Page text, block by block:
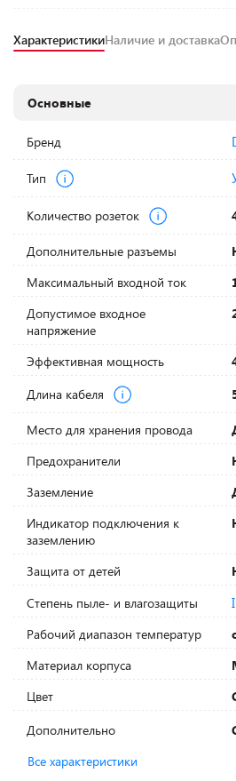
ХарактеристикиНаличие и доставка
Основные
Бренд
Тип
Количество розеток
Дополнительные разъемы
Максимальный входной ток
Допустимое входное
напряжение
Эффективная мощность
Длина кабеля
Место для хранения провода
Предохранители
Заземление
Индикатор подключения к
заземлению
Защита от детей
Степень пыле- и влагозащиты
Рабочий диапазон температур
Материал корпуса
Цвет
Дополнительно
Все характеристики